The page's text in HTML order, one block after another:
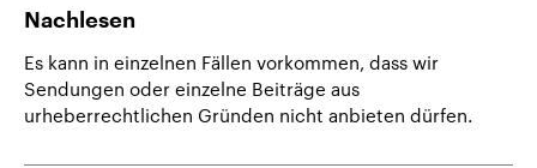
Nachlesen
Es kann in einzelnen Fällen vorkommen, dass wir
Sendungen oder einzelne Beiträge aus
urheberrechtlichen Gründen nicht anbieten dürfen.